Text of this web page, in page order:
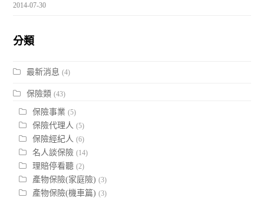
2014-07-30
分類
最新消息 (4)
保險類 (43)
保險事業 (5)
保險代理人 (5)
保險經紀人 (6)
名人談保險 (14)
理賠停看聽 (2)
產物保險(家庭險) (3)
產物保險(機車篇) (3)